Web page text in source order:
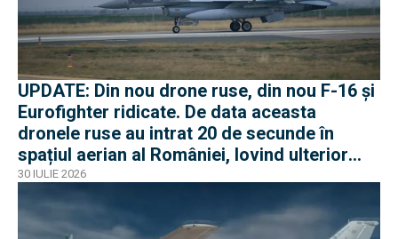
UPDATE: Din nou drone ruse, din nou F-16 și
Eurofighter ridicate. De data aceasta
dronele ruse au intrat 20 de secunde în
spațiul aerian al României, lovind ulterior
Ucraina
30 IULIE 2026